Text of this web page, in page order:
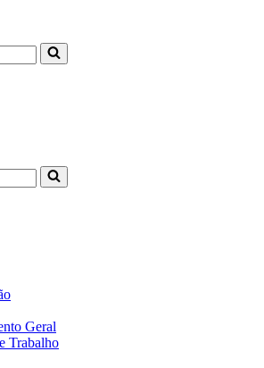
Geral
Trabalho